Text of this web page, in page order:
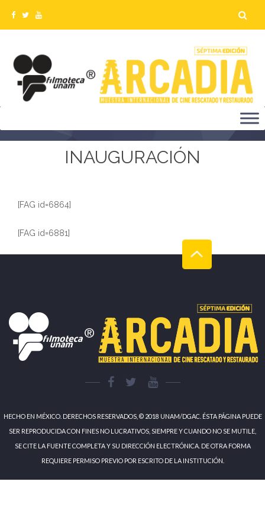
GALFLICKRPRU1
INAUGURACIÓN
[FAG id=6864]
[FAG id=6881]
HECHO EN MÉXICO. DERECHOS RESERVADOS, © 2018 UNAM/DGAC. ÉSTA PÁGINA PUEDE
SER REPRODUCIDA CON FINES NO LUCRATIVOS, SIEMPRE Y CUANDO NO SE MUTILE,
SE CITE LA FUENTE COMPLETA Y SU DIRECCIÓN ELECTRÓNICA. DE OTRA FORMA
REQUIERE PERMISO PREVIO POR ESCRITO DE LA INSTITUCIÓN.